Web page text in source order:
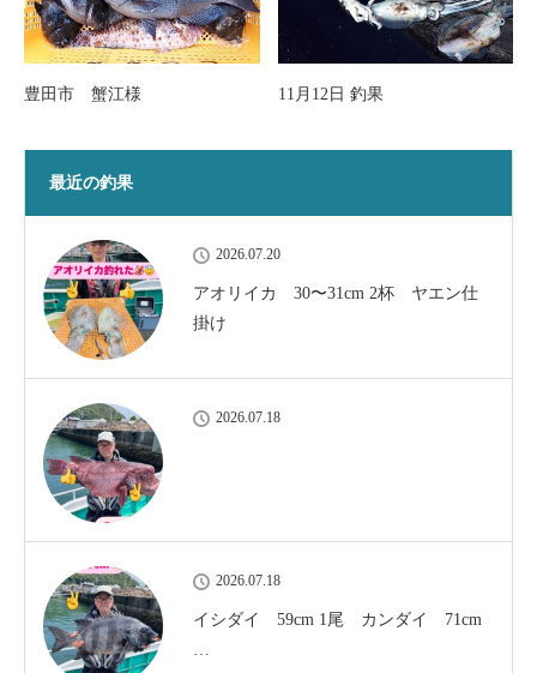
豊田市 蟹江様 11月12日 釣果
最近の釣果
2026.07.20
アオリイカ 30〜31cm 2杯 ヤエン仕
掛け
2026.07.18
2026.07.18
イシダイ 59cm 1尾 カンダイ 71cm